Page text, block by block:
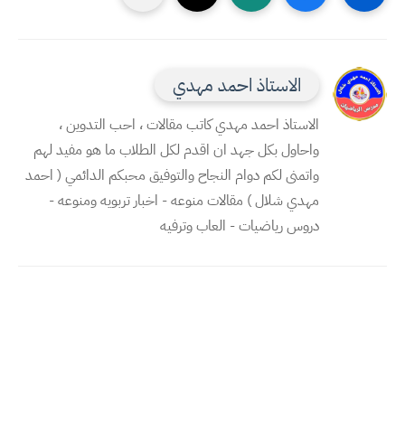
الاستاذ احمد مهدي
الاستاذ احمد مهدي كاتب مقالات ، احب التدوين ،
واحاول بكل جهد ان اقدم لكل الطلاب ما هو مفيد لهم
واتمنى لكم دوام النجاح والتوفيق محبكم الدائمي ( احمد
مهدي شلال ) مقالات منوعه - اخبار تربويه ومنوعه -
دروس رياضيات - العاب وترفيه